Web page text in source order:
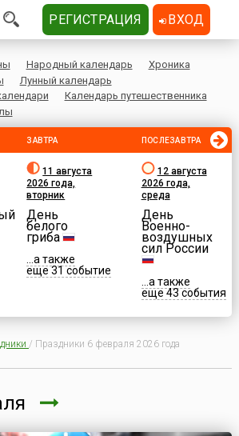
Народный календарь
Хроника
Лунный календарь
Календарь путешественника
ЗАВТРА
11 августа
2026 года,
вторник
День
белого
гриба
...а также
еще 31 событие
ПОСЛЕЗАВТРА
12 августа
2026 года,
среда
День
Военно-
воздушных
сил России
...а также
еще 43 события
/ Праздники 6 февраля 2026 года
РЕГИСТРАЦИЯ ВХОД